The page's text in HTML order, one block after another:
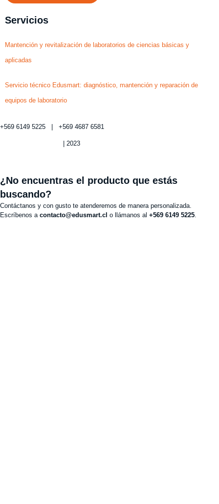
Servicios
Mantención y revitalización de laboratorios de ciencias básicas y
aplicadas
Servicio técnico Edusmart: diagnóstico, mantención y reparación de
equipos de laboratorio
+569 6149 5225 | +569 4687 6581
| 2023
¿No encuentras el producto que estás
buscando?
Contáctanos y con gusto te atenderemos de manera personalizada.
Escríbenos a contacto@edusmart.cl o llámanos al +569 6149 5225.